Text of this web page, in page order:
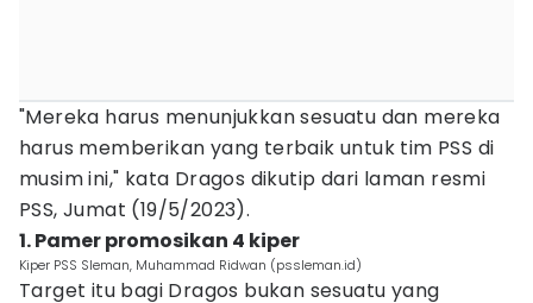
"Mereka harus menunjukkan sesuatu dan mereka
harus memberikan yang terbaik untuk tim PSS di
musim ini," kata Dragos dikutip dari laman resmi
PSS, Jumat (19/5/2023).
1. Pamer promosikan 4 kiper
Kiper PSS Sleman, Muhammad Ridwan (pssleman.id)
Target itu bagi Dragos bukan sesuatu yang